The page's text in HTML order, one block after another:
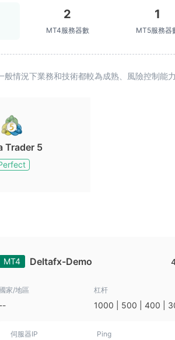
2
MT4服務器數
1
MT5服務器
情況下業務和技術都較為成熟、風險控制能
Trader 5
MT4 Deltafx-Demo
國家/地區
--
杠杆
1000 | 500 | 400 |
伺服器IP Ping